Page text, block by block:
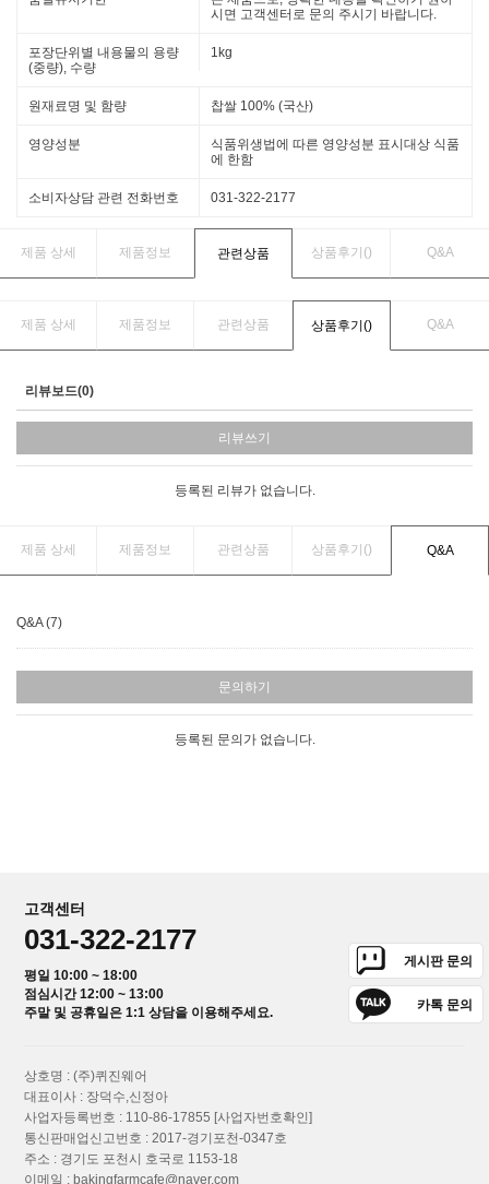
시면 고객센터로 문의 주시기 바랍니다.
포장단위별 내용물의 용량
(중량), 수량
1kg
원재료명 및 함량 찹쌀 100% (국산)
영양성분
식품위생법에 따른 영양성분 표시대상 식품
에 한함
소비자상담 관련 전화번호 031-322-2177
제품 상세 제품정보 관련상품 상품후기() Q&A
제품 상세 제품정보 관련상품 상품후기() Q&A
리뷰보드(0)
리뷰쓰기
등록된 리뷰가 없습니다.
제품 상세 제품정보 관련상품 상품후기() Q&A
Q&A (7)
문의하기
등록된 문의가 없습니다.
고객센터
031-322-2177
평일 10:00 ~ 18:00
점심시간 12:00 ~ 13:00
주말 및 공휴일은 1:1 상담을 이용해주세요.
게시판 문의
카톡 문의
상호명 : (주)퀴진웨어
대표이사 : 장덕수,신정아
사업자등록번호 : 110-86-17855 [사업자번호확인]
통신판매업신고번호 : 2017-경기포천-0347호
주소 : 경기도 포천시 호국로 1153-18
이메일 : bakingfarmcafe@naver.com